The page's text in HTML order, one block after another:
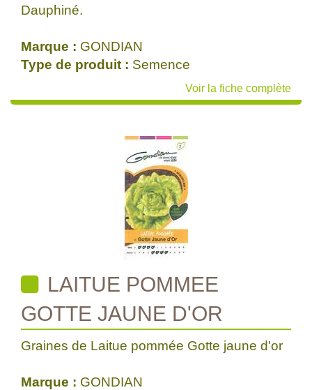
Dauphiné.
Marque : GONDIAN
Type de produit : Semence
Voir la fiche complète
LAITUE POMMEE
GOTTE JAUNE D'OR
Graines de Laitue pommée Gotte jaune d'or
Marque : GONDIAN